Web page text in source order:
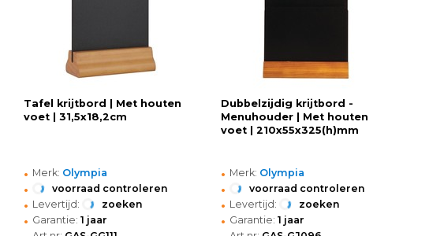
Tafel krijtbord | Met houten
voet | 31,5x18,2cm
• Merk: Olympia
• voorraad controleren
• Levertijd: zoeken
• Garantie: 1 jaar
Dubbelzijdig krijtbord -
Menuhouder | Met houten
voet | 210x55x325(h)mm
• Merk: Olympia
• voorraad controleren
• Levertijd: zoeken
• Garantie: 1 jaar